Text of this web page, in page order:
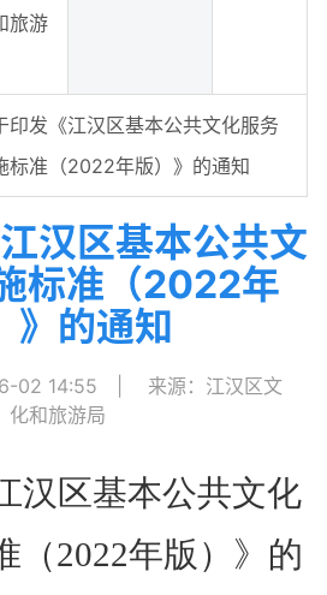
旅游
印发《江汉区基本公共文化服务
标准（2022年版）》的通知
汉区基本公共文
标准（2022年
》的通知
02 14:55
来源：江汉区文
化和旅游局
汉区基本公共文化
（2022年版）》的